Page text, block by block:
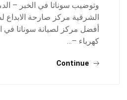
وتوضيب سوناتا في الخبر –
الشرقية مركز صارحة الابداع
أفضل مركز لصيانة سوناتا في
كهرباء –…
Continue